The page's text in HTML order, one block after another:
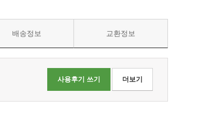
배송정보 교환정보
사용후기 쓰기 더보기